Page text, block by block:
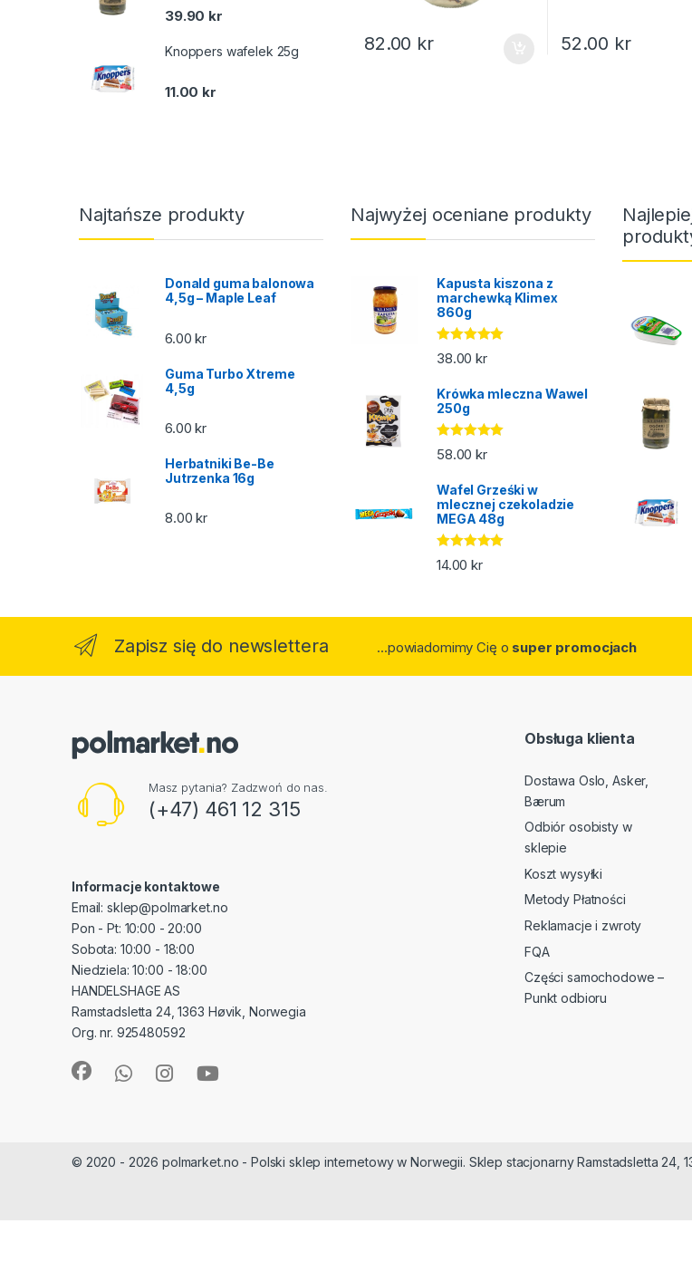
82.00 kr 52.00 kr
39.90 kr
Knoppers wafelek 25g
11.00 kr
Najtańsze produkty
Donald guma balonowa
4,5g – Maple Leaf
6.00kr
Guma Turbo Xtreme
4,5g
6.00kr
Herbatniki Be-Be
Jutrzenka 16g
8.00kr
Najwyżej oceniane produkty
Kapusta kiszona z
marchewką Klimex
860g
Oceniono
5.00na 5
38.00kr
Krówka mleczna Wawel
250g
Oceniono
5.00na 5
58.00kr
Wafel Grześki w
mlecznej czekoladzie
MEGA 48g
Oceniono
5.00na 5
14.00kr
Zapisz się do newslettera ...powiadomimy Cię o super promocjach
Masz pytania? Zadzwoń do nas.
(+47) 461 12 315
Informacje kontaktowe
Email: sklep@polmarket.no
Pon - Pt: 10:00 - 20:00
Sobota: 10:00 - 18:00
Niedziela: 10:00 - 18:00
HANDELSHAGE AS
Ramstadsletta 24, 1363 Høvik, Norwegia
Org. nr. 925480592
Obsługa klienta
Dostawa Oslo, Asker,
Bærum
Odbiór osobisty w
sklepie
Koszt wysyłki
Metody Płatności
Reklamacje i zwroty
FQA
Części samochodowe –
Punkt odbioru
© 2020 - 2026 polmarket.no - Polski sklep internetowy w Norwegii. Sklep stacjonarny Ramstadsletta 24,